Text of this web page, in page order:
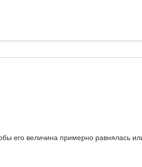
его величина примерно равнялась